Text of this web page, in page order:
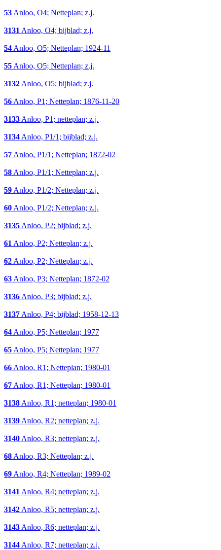
53Anloo, O4; Netteplan; z.j.
3131Anloo, O4; bijblad; z.j.
54Anloo, O5; Netteplan; 1924-11
55Anloo, O5; Netteplan; z.j.
3132Anloo, O5; bijblad; z.j.
56Anloo, P1; Netteplan; 1876-11-20
3133Anloo, P1; netteplan; z.j.
3134Anloo, P1/1; bijblad; z.j.
57Anloo, P1/1; Netteplan; 1872-02
58Anloo, P1/1; Netteplan; z.j.
59Anloo, P1/2; Netteplan; z.j.
60Anloo, P1/2; Netteplan; z.j.
3135Anloo, P2; bijblad; z.j.
61Anloo, P2; Netteplan; z.j.
62Anloo, P2; Netteplan; z.j.
63Anloo, P3; Netteplan; 1872-02
3136Anloo, P3; bijblad; z.j.
3137Anloo, P4; bijblad; 1958-12-13
64Anloo, P5; Netteplan; 1977
65Anloo, P5; Netteplan; 1977
66Anloo, R1; Netteplan; 1980-01
67Anloo, R1; Netteplan; 1980-01
3138Anloo, R1; netteplan; 1980-01
3139Anloo, R2; netteplan; z.j.
3140Anloo, R3; netteplan; z.j.
68Anloo, R3; Netteplan; z.j.
69Anloo, R4; Netteplan; 1989-02
3141Anloo, R4; netteplan; z.j.
3142Anloo, R5; netteplan; z.j.
3143Anloo, R6; netteplan; z.j.
3144Anloo, R7; netteplan; z.j.